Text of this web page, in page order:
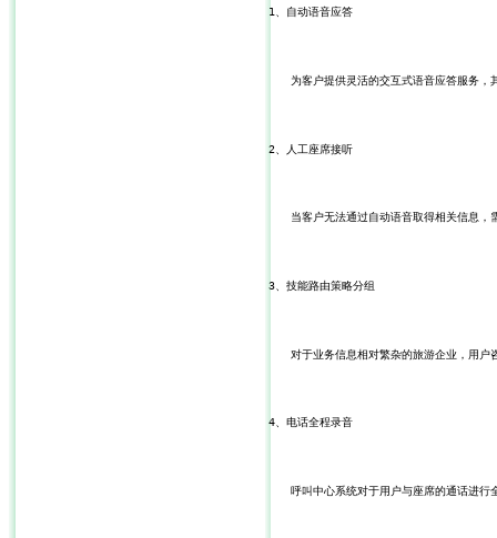
1、自动语音应答
为客户提供灵活的交互式语音应答服务，
2、人工座席接听
当客户无法通过自动语音取得相关信息，
3、技能路由策略分组
对于业务信息相对繁杂的旅游企业，用户
4、电话全程录音
呼叫中心系统对于用户与座席的通话进行